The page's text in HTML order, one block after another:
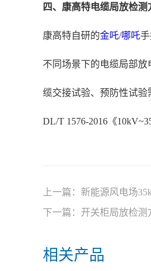
四、康高特电缆局放检
康高特自研的金吒/哪吒
不同场景下的电缆局部
缆交接试验、预防性试
DL/T 1576-2016《
上一篇： 新能源风电场
下一篇： 开关柜局放检测
相关产品